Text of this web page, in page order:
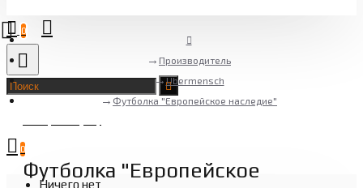
0
0
Ничего нет
Производитель
Übermensch
Футболка "Европейское наследие"
Футболка "Европейское